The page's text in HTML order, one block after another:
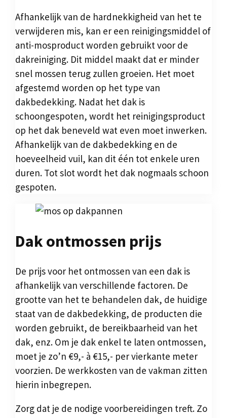
Afhankelijk van de hardnekkigheid van het te
verwijderen mis, kan er een reinigingsmiddel of
anti-mosproduct worden gebruikt voor de
dakreiniging. Dit middel maakt dat er minder
snel mossen terug zullen groeien. Het moet
afgestemd worden op het type van
dakbedekking. Nadat het dak is
schoongespoten, wordt het reinigingsproduct
op het dak beneveld wat even moet inwerken.
Afhankelijk van de dakbedekking en de
hoeveelheid vuil, kan dit één tot enkele uren
duren. Tot slot wordt het dak nogmaals schoon
gespoten.
Dak ontmossen prijs
De prijs voor het ontmossen van een dak is
afhankelijk van verschillende factoren. De
grootte van het te behandelen dak, de huidige
staat van de dakbedekking, de producten die
worden gebruikt, de bereikbaarheid van het
dak, enz. Om je dak enkel te laten ontmossen,
moet je zo’n €9,- à €15,- per vierkante meter
voorzien. De werkkosten van de vakman zitten
hierin inbegrepen.
Zorg dat je de nodige voorbereidingen treft. Zo